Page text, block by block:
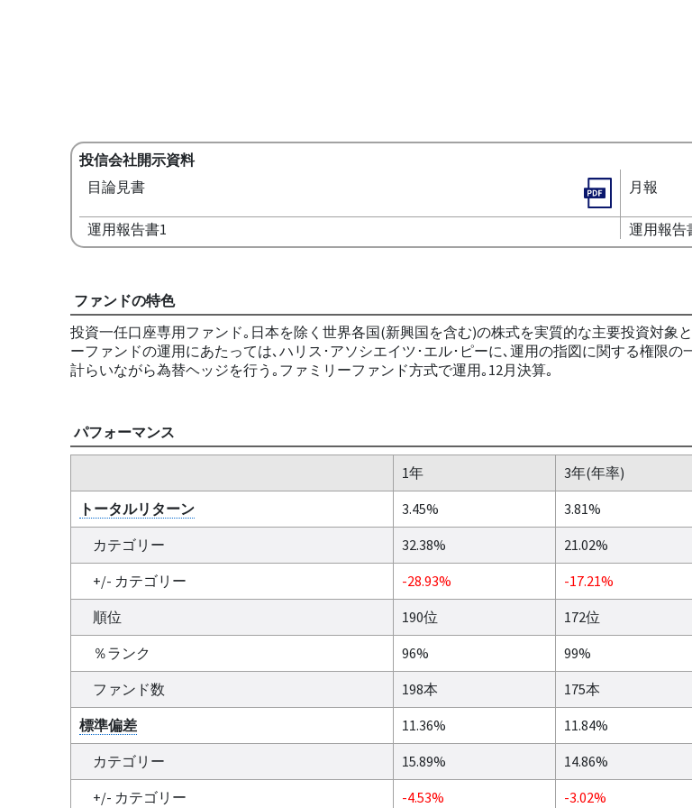
投信会社開示資料
目論見書
月報
運用報告書1 運用報告
ファンドの特色
投資一任口座専用ファンド｡日本を除く世界各国(新興国を含む)の株式を実質的な主要投資対象
ーファンドの運用にあたっては､ハリス･アソシエイツ･エル･ピーに､運用の指図に関する権限
計らいながら為替ヘッジを行う｡ファミリーファンド方式で運用｡12月決算｡
パフォーマンス
1年 3年(年率)
トータルリターン
3.45% 3.81%
カテゴリー
32.38% 21.02%
+/- カテゴリー
-28.93% -17.21%
順位
190位 172位
％ランク
96% 99%
ファンド数
198本 175本
標準偏差
11.36% 11.84%
カテゴリー
15.89% 14.86%
+/- カテゴリー
-4.53% -3.02%